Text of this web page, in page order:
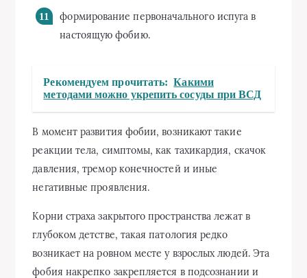
формирование первоначального испуга в
настоящую фобию.
Рекомендуем прочитать: Какими
методами можно укрепить сосуды при ВСД
В момент развития фобии, возникают такие
реакции тела, симптомы, как тахикардия, скачок
давления, тремор конечностей и иные
негативные проявления.
Корни страха закрытого пространства лежат в
глубоком детстве, такая патология редко
возникает на ровном месте у взрослых людей. Эта
фобия накрепко закрепляется в подсознании и